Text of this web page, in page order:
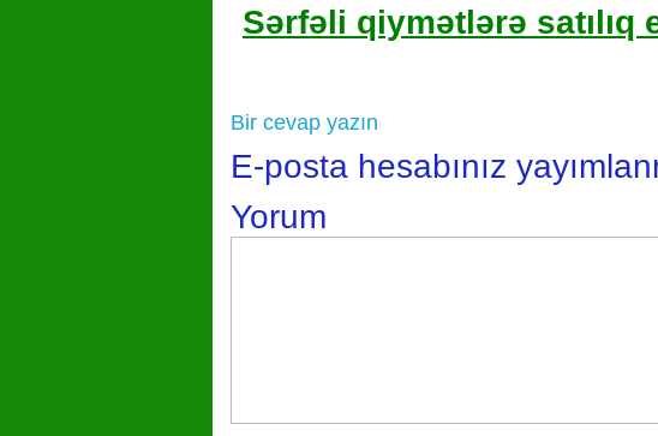
Sərfəli qiymətlərə
Bir cevap yazın
E-posta hesabınız
Yorum